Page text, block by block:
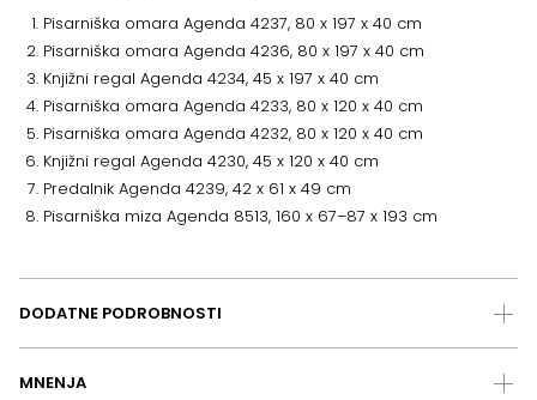
Pisarniška omara Agenda 4237, 80 x 197 x 40 cm
Pisarniška omara Agenda 4236, 80 x 197 x 40 cm
Knjižni regal Agenda 4234, 45 x 197 x 40 cm
Pisarniška omara Agenda 4233, 80 x 120 x 40 cm
Pisarniška omara Agenda 4232, 80 x 120 x 40 cm
Knjižni regal Agenda 4230, 45 x 120 x 40 cm
Predalnik Agenda 4239, 42 x 61 x 49 cm
Pisarniška miza Agenda 8513, 160 x 67–87 x 193 cm
DODATNE PODROBNOSTI
MNENJA